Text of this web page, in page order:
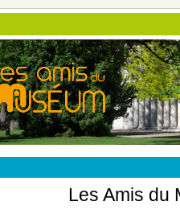
Les Amis du